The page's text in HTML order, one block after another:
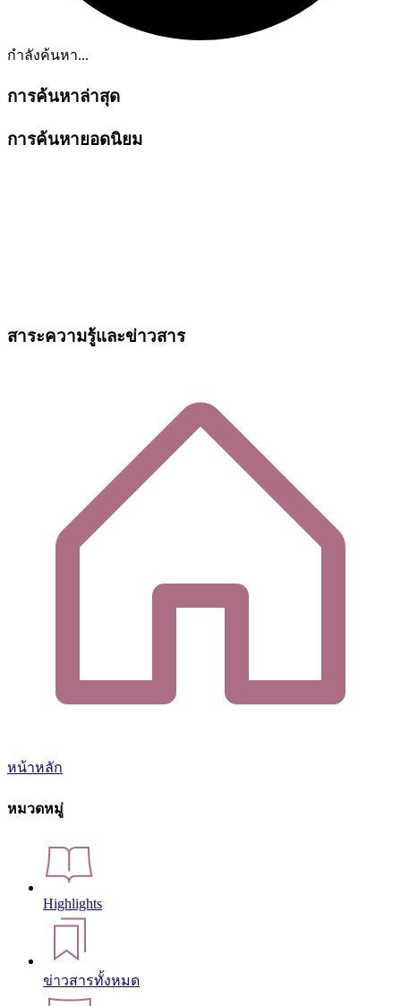
กำลังค้นหา...
การค้นหาล่าสุด
การค้นหายอดนิยม
สาระความรู้และข่าวสาร
หน้าหลัก
หมวดหมู่
Highlights
ข่าวสารทั้งหมด